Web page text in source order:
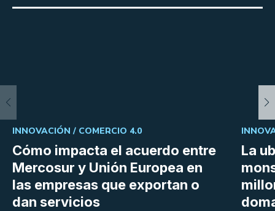
Cómo impacta el acuerdo entre
Mercosur y Unión Europea en
las empresas que exportan o
dan servicios
INNOVACIÓN / COMERCIO 4.0
La